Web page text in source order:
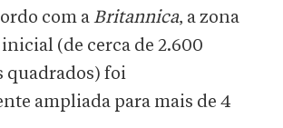
com aBritannica, a zona
(de cerca de 2.600
quadrados) foi
ampliada para mais de 4